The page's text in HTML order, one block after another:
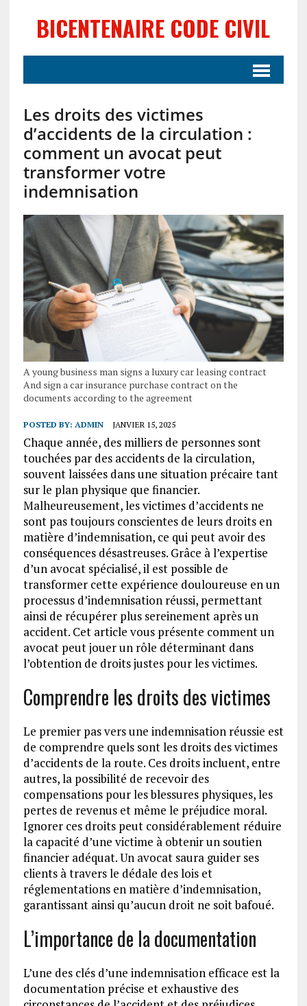
BICENTENAIRE CODE CIVIL
Les droits des victimes
d’accidents de la circulation :
comment un avocat peut
transformer votre
indemnisation
A young business man signs a luxury car leasing contract
And sign a car insurance purchase contract on the
documents according to the agreement
POSTED BY: ADMIN JANVIER 15, 2025
Chaque année, des milliers de personnes sont
touchées par des accidents de la circulation,
souvent laissées dans une situation précaire tant
sur le plan physique que financier.
Malheureusement, les victimes d’accidents ne
sont pas toujours conscientes de leurs droits en
matière d’indemnisation, ce qui peut avoir des
conséquences désastreuses. Grâce à l’expertise
d’un avocat spécialisé, il est possible de
transformer cette expérience douloureuse en un
processus d’indemnisation réussi, permettant
ainsi de récupérer plus sereinement après un
accident. Cet article vous présente comment un
avocat peut jouer un rôle déterminant dans
l’obtention de droits justes pour les victimes.
Comprendre les droits des victimes
Le premier pas vers une indemnisation réussie est
de comprendre quels sont les droits des victimes
d’accidents de la route. Ces droits incluent, entre
autres, la possibilité de recevoir des
compensations pour les blessures physiques, les
pertes de revenus et même le préjudice moral.
Ignorer ces droits peut considérablement réduire
la capacité d’une victime à obtenir un soutien
financier adéquat. Un avocat saura guider ses
clients à travers le dédale des lois et
réglementations en matière d’indemnisation,
garantissant ainsi qu’aucun droit ne soit bafoué.
L’importance de la documentation
L’une des clés d’une indemnisation efficace est la
documentation précise et exhaustive des